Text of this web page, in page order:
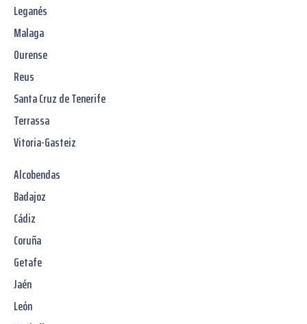
Leganés
Malaga
Ourense
Reus
Santa Cruz de Tenerife
Terrassa
Vitoria-Gasteiz
Alcobendas
Badajoz
Cádiz
Coruña
Getafe
Jaén
León